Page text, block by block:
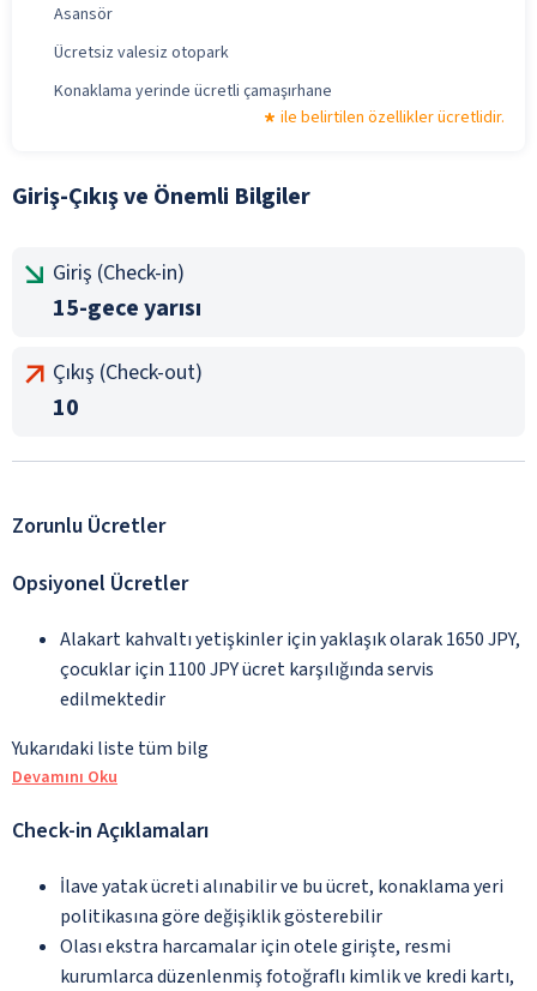
Asansör
Ücretsiz valesiz otopark
Konaklama yerinde ücretli çamaşırhane
ile belirtilen özellikler ücretlidir.
Giriş-Çıkış ve Önemli Bilgiler
Giriş (Check-in)
15-gece yarısı
Çıkış (Check-out)
10
Zorunlu Ücretler
Opsiyonel Ücretler
Alakart kahvaltı yetişkinler için yaklaşık olarak 1650 JPY,
çocuklar için 1100 JPY ücret karşılığında servis
edilmektedir
Yukarıdaki liste tüm bilg
Devamını Oku
Check-in Açıklamaları
İlave yatak ücreti alınabilir ve bu ücret, konaklama yeri
politikasına göre değişiklik gösterebilir
Olası ekstra harcamalar için otele girişte, resmi
kurumlarca düzenlenmiş fotoğraflı kimlik ve kredi kartı,